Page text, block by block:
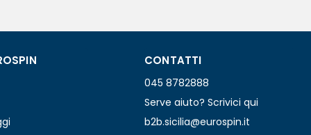
CONTATTI
045 8782888
Serve aiuto? Scrivici qui
b2b.sicilia@eurospin.it